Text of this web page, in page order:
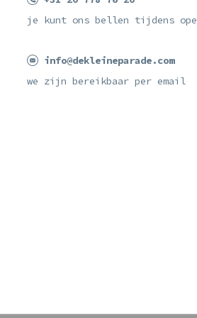
je kunt ons bellen tijdens
info@dekleineparade.com
we zijn bereikbaar per email